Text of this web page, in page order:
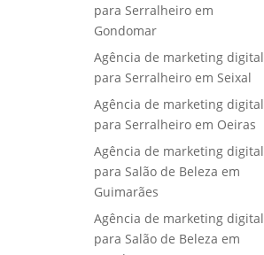
para Serralheiro em
Gondomar
Agência de marketing digital
para Serralheiro em Seixal
Agência de marketing digital
para Serralheiro em Oeiras
Agência de marketing digital
para Salão de Beleza em
Guimarães
Agência de marketing digital
para Salão de Beleza em